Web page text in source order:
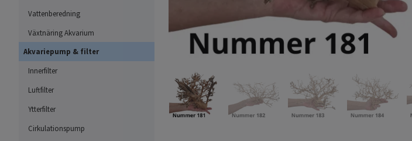
Vattenberedning
Växtnäring Akvarium
Akvariepump & filter
Innerfilter
Luftfilter
Ytterfilter
Cirkulationspump